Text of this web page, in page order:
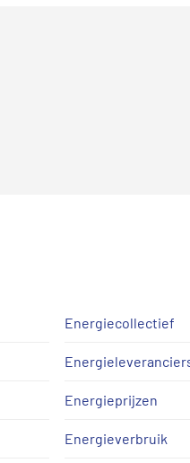
Energiecollectief
Energieprijzen
Energieverbruik